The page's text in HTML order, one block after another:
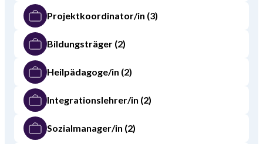
Projektkoordinator/in (3)
Bildungsträger (2)
Heilpädagoge/in (2)
Integrationslehrer/in (2)
Sozialmanager/in (2)